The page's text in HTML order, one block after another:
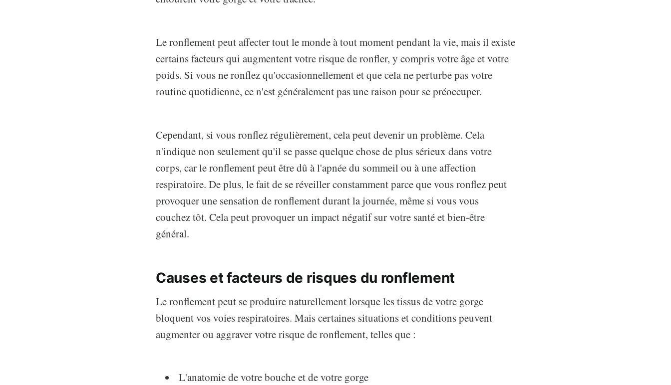
Le ronflement peut affecter tout le monde à tout moment pendant la vie, mais il existe
certains facteurs qui augmentent votre risque de ronfler, y compris votre âge et votre
poids. Si vous ne ronflez qu'occasionnellement et que cela ne perturbe pas votre
routine quotidienne, ce n'est généralement pas une raison pour se préoccuper.
Cependant, si vous ronflez régulièrement, cela peut devenir un problème. Cela
n'indique non seulement qu'il se passe quelque chose de plus sérieux dans votre
corps, car le ronflement peut être dû à l'apnée du sommeil ou à une affection
respiratoire. De plus, le fait de se réveiller constamment parce que vous ronflez peut
provoquer une sensation de ronflement durant la journée, même si vous vous
couchez tôt. Cela peut provoquer un impact négatif sur votre santé et bien-être
général.
Causes et facteurs de risques du ronflement
Le ronflement peut se produire naturellement lorsque les tissus de votre gorge
bloquent vos voies respiratoires. Mais certaines situations et conditions peuvent
augmenter ou aggraver votre risque de ronflement, telles que :
L'anatomie de votre bouche et de votre gorge